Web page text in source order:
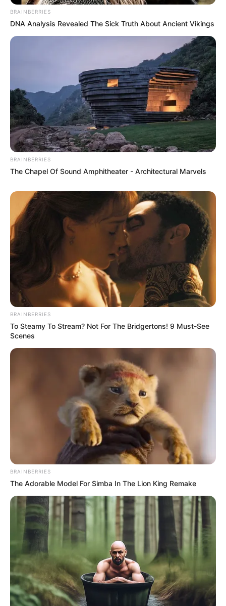
BRAINBERRIES
DNA Analysis Revealed The Sick Truth About Ancient Vikings
BRAINBERRIES
The Chapel Of Sound Amphitheater - Architectural Marvels
BRAINBERRIES
To Steamy To Stream? Not For The Bridgertons! 9 Must-See
Scenes
BRAINBERRIES
The Adorable Model For Simba In The Lion King Remake